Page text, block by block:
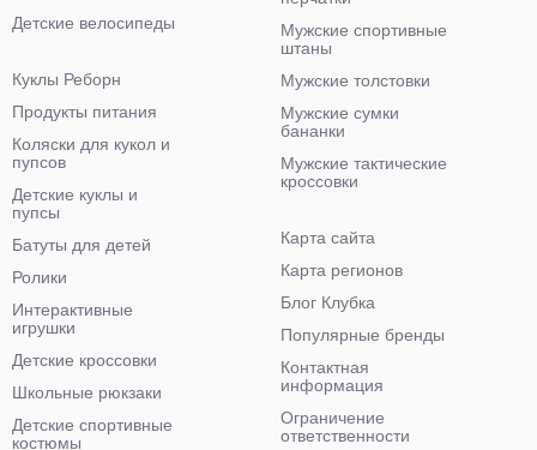
Детские велосипеды
Мужские спортивные
штаны
Мужские толстовки
Мужские сумки
бананки
Мужские тактические
кроссовки
Куклы Реборн
Продукты питания
Коляски для кукол и
пупсов
Детские куклы и
пупсы
Батуты для детей
Ролики
Интерактивные
игрушки
Детские кроссовки
Школьные рюкзаки
Детские спортивные
костюмы
Карта сайта
Карта регионов
Блог Клубка
Популярные бренды
Контактная
информация
Ограничение
ответственности